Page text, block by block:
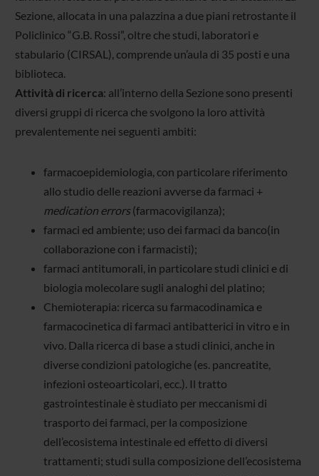
Sezione, allocata in una palazzina a due piani retrostante il
Policlinico “G.B. Rossi”, oltre che studi, laboratori e
stabulario (CIRSAL), comprende un’aula di 35 posti e una
biblioteca.
Attività di ricerca: all’interno della Sezione sono presenti
diversi gruppi di ricerca che svolgono la loro attività
prevalentemente nei seguenti ambiti:
farmacoepidemiologia, con particolare riferimento
allo studio delle reazioni avverse da farmaci +
medication errors(farmacovigilanza);
farmaci ed ambiente; uso dei farmaci da banco(in
collaborazione con i farmacisti);
farmaci antitumorali, in particolare studi clinici e di
biologia molecolare sugli analoghi del platino;
Chemioterapia: ricerca su farmacodinamica e
farmacocinetica di farmaci antibatterici in vitro e in
vivo. Dalla ricerca di base a studi clinici, anche in
diverse condizioni patologiche (es. pancreatite,
infezioni osteoarticolari, ecc.). Il tratto
gastrointestinale è studiato per meccanismi di
trasporto dei farmaci, per la composizione
dell’ecosistema intestinale ed effetto di diversi
trattamenti; studi sulla composizione dell’ecosistema